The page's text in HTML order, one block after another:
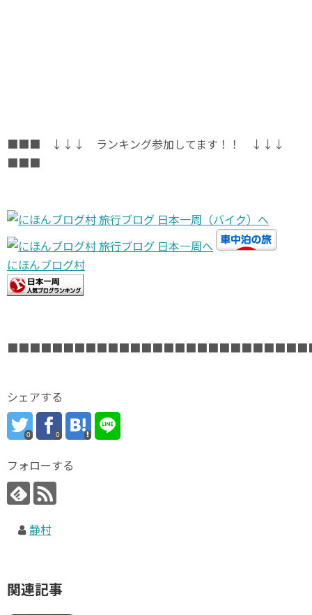
■■■ ↓↓↓ ランキング参加してます！！ ↓↓↓
■■■
にほんブログ村
シェアする
0 0
フォローする
静村
関連記事